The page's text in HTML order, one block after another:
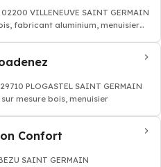
VILLENEUVE SAINT GERMAIN
fabricant aluminium, menuisier
PLOGASTEL SAINT GERMAIN
mesure bois, menuisier
Confort
SAINT GERMAIN